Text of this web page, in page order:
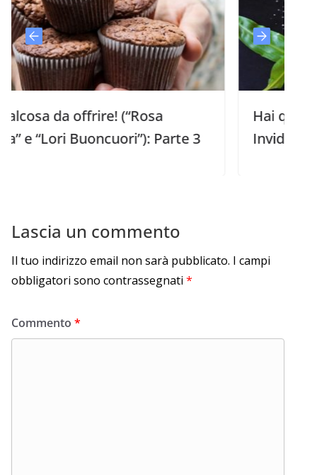
offrire! (“Rosa
Buoncuori”): Parte 3
Hai qualcosa da
Invidia” e “Rosella
Lascia un commento
Il tuo indirizzo email non sarà pubblicato. I campi
obbligatori sono contrassegnati *
Commento *